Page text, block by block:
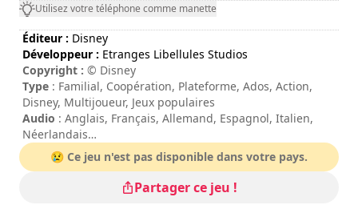
Utilisez votre téléphone comme manette
Éditeur : Disney
Développeur : Etranges Libellules Studios
Copyright : © Disney
Type : Familial, Coopération, Plateforme, Ados, Action,
Disney, Multijoueur, Jeux populaires
Audio : Anglais, Français, Allemand, Espagnol, Italien,
Néerlandais
Sous-titres / Interface
: Anglais, Français, Allemand,
Espagnol, Italien, Néerlandais
: 10 - 30 minutes
😢 Ce jeu n'est pas disponible dans votre pays.
Partager ce jeu !